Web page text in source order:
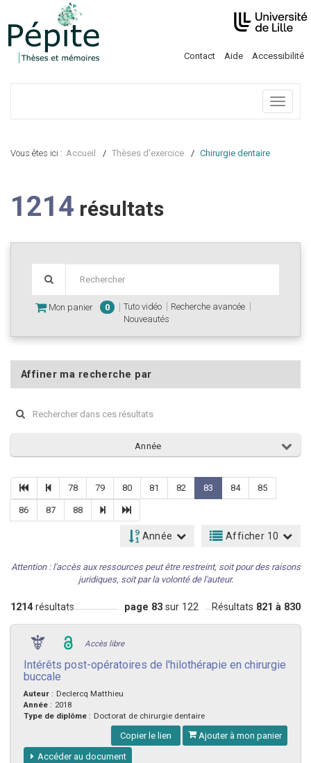
Contact Aide Accessibilité
Menu
Vous êtes ici : Accueil Thèses d'exercice Chirurgie dentaire
1214 résultats
Mon panier 0 Tuto vidéo
Recherche avancée
Nouveautés
Affiner ma recherche par
Année
78 79 80 81 82 83 84 85
86 87 88
Année Afficher 10
Attention : l'accès aux ressources peut être restreint, soit pour des raisons
juridiques, soit par la volonté de l'auteur.
1214résultats page 83 sur 122 Résultats 821 à 830
Accès libre
Intérêts post-opératoires de l'hilothérapie en chirurgie
buccale
Auteur : Declercq Matthieu
Année : 2018
Type de diplôme : Doctorat de chirurgie dentaire
Copier le lien Ajouter à mon panier
Accéder au document